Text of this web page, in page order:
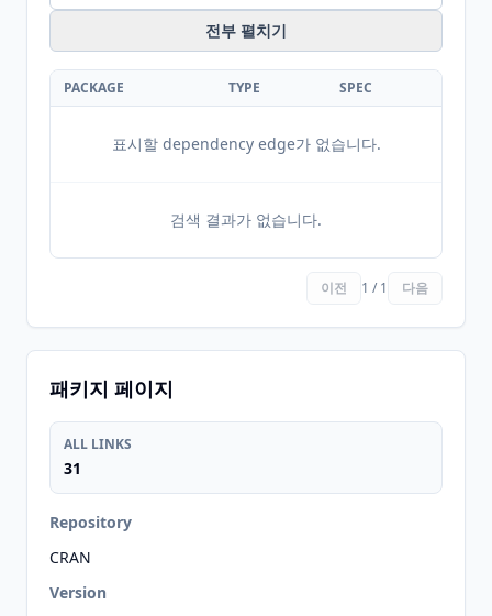
전부 펼치기
PACKAGE TYPE SPEC
표시할 dependency edge가 없습니다.
검색 결과가 없습니다.
이전 1 / 1 다음
패키지 페이지
ALL LINKS
31
Repository
CRAN
Version